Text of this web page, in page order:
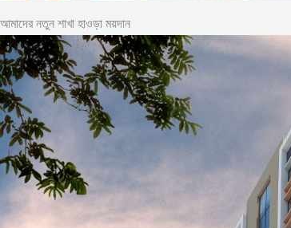
আমাদের নতুন শাখা হাওড়া ময়দান